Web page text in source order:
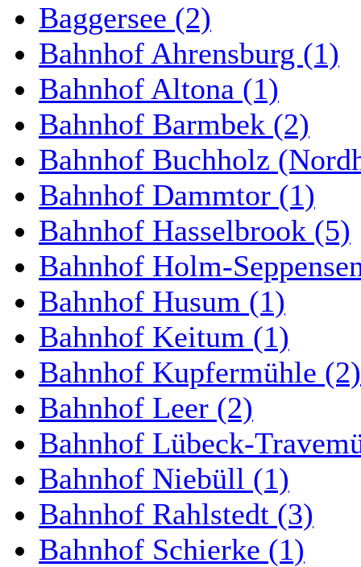
Baggersee (2)
Bahnhof Ahrensburg (1)
Bahnhof Altona (1)
Bahnhof Barmbek (2)
Bahnhof Buchholz
Bahnhof Dammtor (1)
Bahnhof Hasselbrook (5)
Bahnhof Holm-
Bahnhof Husum (1)
Bahnhof Keitum (1)
Bahnhof Kupfermühle (2)
Bahnhof Leer (2)
Bahnhof Lübeck-
Bahnhof Niebüll (1)
Bahnhof Rahlstedt (3)
Bahnhof Schierke (1)